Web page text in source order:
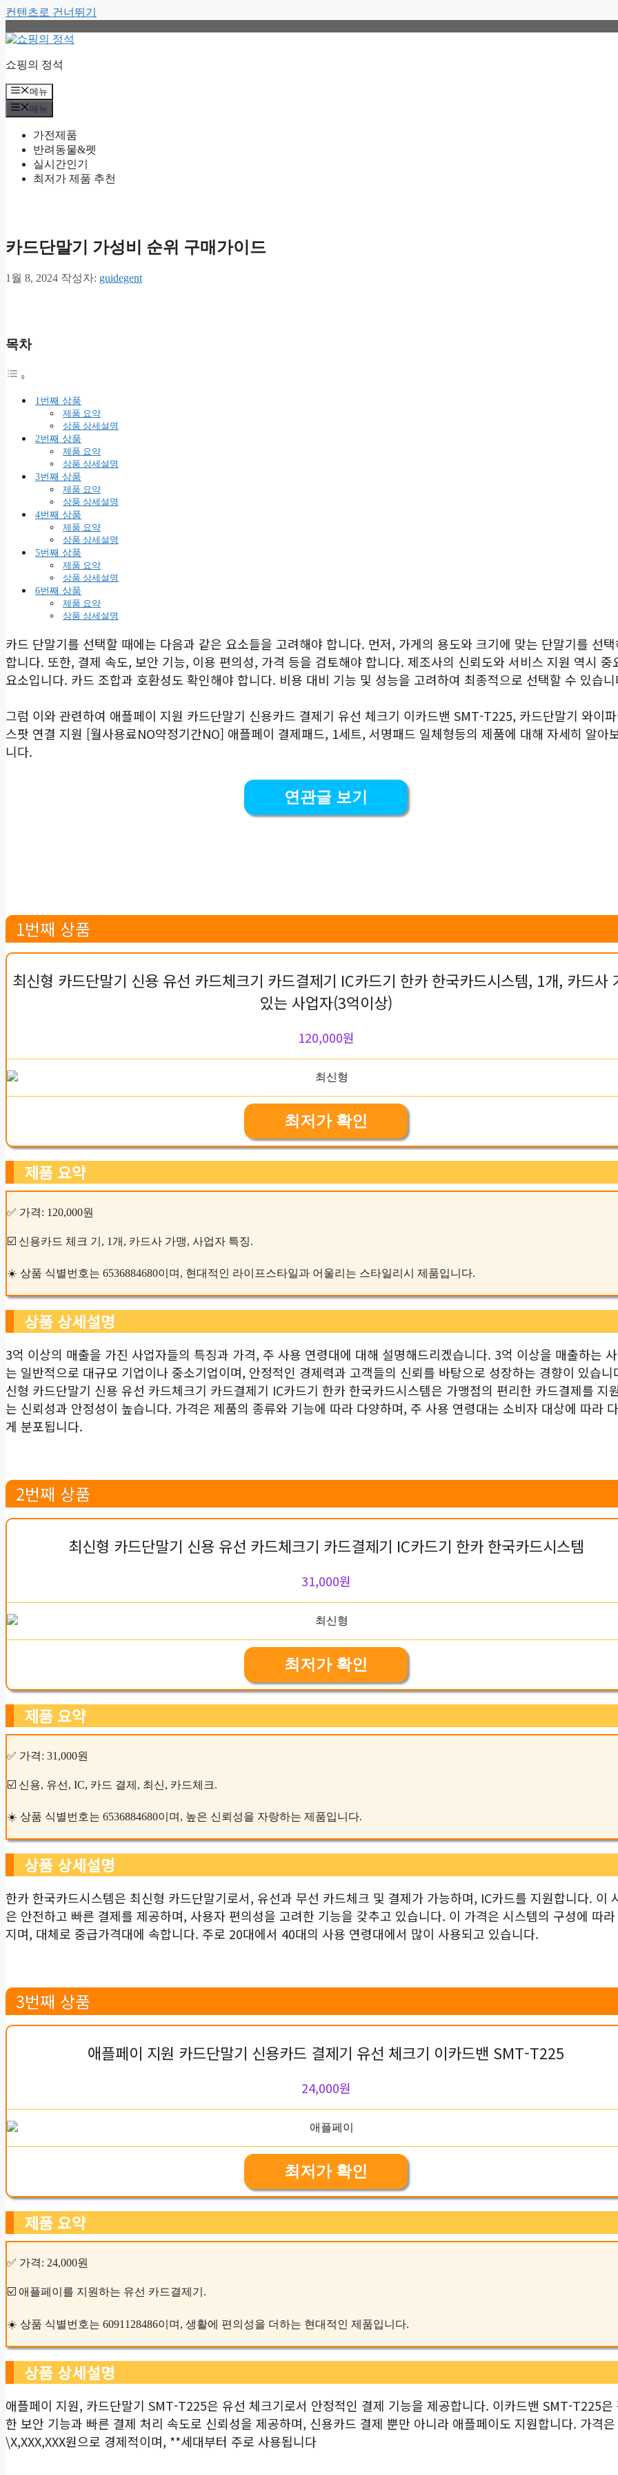
컨텐츠로 건너뛰기
쇼핑의 정석
메뉴
메뉴
가전제품
반려동물&펫
실시간인기
최저가 제품 추천
카드단말기 가성비 순위 구매가이드
1월 8, 2024 작성자: guidegent
목차
1번째 상품
제품 요약
상품 상세설명
2번째 상품
제품 요약
상품 상세설명
3번째 상품
제품 요약
상품 상세설명
4번째 상품
제품 요약
상품 상세설명
5번째 상품
제품 요약
상품 상세설명
6번째 상품
제품 요약
상품 상세설명
카드 단말기를 선택할 때에는 다음과 같은 요소들을 고려해야 합니다. 먼저, 가게의 용도와 크기에 맞는 단말기를 선
합니다. 또한, 결제 속도, 보안 기능, 이용 편의성, 가격 등을 검토해야 합니다. 제조사의 신뢰도와 서비스 지원 역시 중
요소입니다. 카드 조합과 호환성도 확인해야 합니다. 비용 대비 기능 및 성능을 고려하여 최종적으로 선택할 수 있습
그럼 이와 관련하여 애플페이 지원 카드단말기 신용카드 결제기 유선 체크기 이카드밴 SMT-T225, 카드단말기 와이
스팟 연결 지원 [월사용료NO약정기간NO] 애플페이 결제패드, 1세트, 서명패드 일체형등의 제품에 대해 자세히 알아
니다.
연관글 보기
1번째 상품
최신형 카드단말기 신용 유선 카드체크기 카드결제기 IC카드기 한카 한국카드시스템, 1개, 카드사
있는 사업자(3억이상)
120,000원
최저가 확인
제품 요약
✅ 가격: 120,000원
☑️ 신용카드 체크 기, 1개, 카드사 가맹, 사업자 특징.
☀️ 상품 식별번호는 6536884680이며, 현대적인 라이프스타일과 어울리는 스타일리시 제품입니다.
상품 상세설명
3억 이상의 매출을 가진 사업자들의 특징과 가격, 주 사용 연령대에 대해 설명해드리겠습니다. 3억 이상을 매출하는
는 일반적으로 대규모 기업이나 중소기업이며, 안정적인 경제력과 고객들의 신뢰를 바탕으로 성장하는 경향이 있습니
신형 카드단말기 신용 유선 카드체크기 카드결제기 IC카드기 한카 한국카드시스템은 가맹점의 편리한 카드결제를 지
는 신뢰성과 안정성이 높습니다. 가격은 제품의 종류와 기능에 따라 다양하며, 주 사용 연령대는 소비자 대상에 따라
게 분포됩니다.
2번째 상품
최신형 카드단말기 신용 유선 카드체크기 카드결제기 IC카드기 한카 한국카드시스템
31,000원
최저가 확인
제품 요약
✅ 가격: 31,000원
☑️ 신용, 유선, IC, 카드 결제, 최신, 카드체크.
☀️ 상품 식별번호는 6536884680이며, 높은 신뢰성을 자랑하는 제품입니다.
상품 상세설명
한카 한국카드시스템은 최신형 카드단말기로서, 유선과 무선 카드체크 및 결제가 가능하며, IC카드를 지원합니다. 이
은 안전하고 빠른 결제를 제공하며, 사용자 편의성을 고려한 기능을 갖추고 있습니다. 이 가격은 시스템의 구성에 따
지며, 대체로 중급가격대에 속합니다. 주로 20대에서 40대의 사용 연령대에서 많이 사용되고 있습니다.
3번째 상품
애플페이 지원 카드단말기 신용카드 결제기 유선 체크기 이카드밴 SMT-T225
24,000원
최저가 확인
제품 요약
✅ 가격: 24,000원
☑️ 애플페이를 지원하는 유선 카드결제기.
☀️ 상품 식별번호는 6091128486이며, 생활에 편의성을 더하는 현대적인 제품입니다.
상품 상세설명
애플페이 지원, 카드단말기 SMT-T225은 유선 체크기로서 안정적인 결제 기능을 제공합니다. 이카드밴 SMT-T225은
한 보안 기능과 빠른 결제 처리 속도로 신뢰성을 제공하며, 신용카드 결제 뿐만 아니라 애플페이도 지원합니다. 가격은
\X,XXX,XXX원으로 경제적이며, **세대부터 주로 사용됩니다